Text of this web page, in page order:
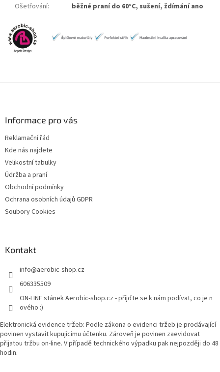
Ošetřování: běžné praní do 60°C, sušení, ždímání ano
Informace pro vás
Reklamační řád
Kde nás najdete
Velikostní tabulky
Údržba a praní
Obchodní podmínky
Ochrana osobních údajů GDPR
Soubory Cookies
Kontakt
info@aerobic-shop.cz
606335509
ON-LINE stánek Aerobic-shop.cz - přijďte se k nám podívat, co je n
ového :)
Elektronická evidence tržeb: Podle zákona o evidenci tržeb je prodávající
povinen vystavit kupujícímu účtenku. Zároveň je povinen zaevidovat
přijatou tržbu on-line. V případě technického výpadku pak nejpozději do 48
hodin.